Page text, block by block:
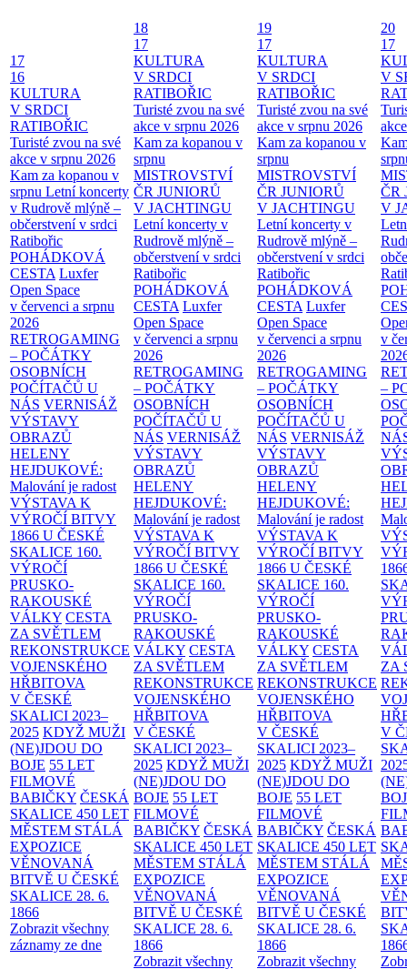
17
16
KULTURA
V SRDCI
RATIBOŘIC
Turisté zvou na své
akce v srpnu 2026
Kam za kopanou v
srpnu Letní koncerty
v Rudrově mlýně –
občerstvení v srdci
Ratibořic
POHÁDKOVÁ
CESTA Luxfer
Open Space
v červenci a srpnu
2026
RETROGAMING
– POČÁTKY
OSOBNÍCH
POČÍTAČŮ U
NÁS VERNISÁŽ
VÝSTAVY
OBRAZŮ
HELENY
HEJDUKOVÉ:
Malování je radost
VÝSTAVA K
VÝROČÍ BITVY
1866 U ČESKÉ
SKALICE 160.
VÝROČÍ
PRUSKO-
RAKOUSKÉ
VÁLKY CESTA
ZA SVĚTLEM
REKONSTRUKCE
VOJENSKÉHO
HŘBITOVA
V ČESKÉ
SKALICI 2023–
2025 KDYŽ MUŽI
(NE)JDOU DO
BOJE 55 LET
FILMOVÉ
BABIČKY ČESKÁ
SKALICE 450 LET
MĚSTEM STÁLÁ
EXPOZICE
VĚNOVANÁ
BITVĚ U ČESKÉ
SKALICE 28. 6.
1866
Zobrazit všechny
záznamy ze dne
18
17
KULTURA
V SRDCI
RATIBOŘIC
Turisté zvou na své
akce v srpnu 2026
Kam za kopanou v
srpnu
MISTROVSTVÍ
ČR JUNIORŮ
V JACHTINGU
Letní koncerty v
Rudrově mlýně –
občerstvení v srdci
Ratibořic
POHÁDKOVÁ
CESTA Luxfer
Open Space
v červenci a srpnu
2026
RETROGAMING
– POČÁTKY
OSOBNÍCH
POČÍTAČŮ U
NÁS VERNISÁŽ
VÝSTAVY
OBRAZŮ
HELENY
HEJDUKOVÉ:
Malování je radost
VÝSTAVA K
VÝROČÍ BITVY
1866 U ČESKÉ
SKALICE 160.
VÝROČÍ
PRUSKO-
RAKOUSKÉ
VÁLKY CESTA
ZA SVĚTLEM
REKONSTRUKCE
VOJENSKÉHO
HŘBITOVA
V ČESKÉ
SKALICI 2023–
2025 KDYŽ MUŽI
(NE)JDOU DO
BOJE 55 LET
FILMOVÉ
BABIČKY ČESKÁ
SKALICE 450 LET
MĚSTEM STÁLÁ
EXPOZICE
VĚNOVANÁ
BITVĚ U ČESKÉ
SKALICE 28. 6.
1866
Zobrazit všechny
19
17
KULTURA
V SRDCI
RATIBOŘIC
Turisté zvou na své
akce v srpnu 2026
Kam za kopanou v
srpnu
MISTROVSTVÍ
ČR JUNIORŮ
V JACHTINGU
Letní koncerty v
Rudrově mlýně –
občerstvení v srdci
Ratibořic
POHÁDKOVÁ
CESTA Luxfer
Open Space
v červenci a srpnu
2026
RETROGAMING
– POČÁTKY
OSOBNÍCH
POČÍTAČŮ U
NÁS VERNISÁŽ
VÝSTAVY
OBRAZŮ
HELENY
HEJDUKOVÉ:
Malování je radost
VÝSTAVA K
VÝROČÍ BITVY
1866 U ČESKÉ
SKALICE 160.
VÝROČÍ
PRUSKO-
RAKOUSKÉ
VÁLKY CESTA
ZA SVĚTLEM
REKONSTRUKCE
VOJENSKÉHO
HŘBITOVA
V ČESKÉ
SKALICI 2023–
2025 KDYŽ MUŽI
(NE)JDOU DO
BOJE 55 LET
FILMOVÉ
BABIČKY ČESKÁ
SKALICE 450 LET
MĚSTEM STÁLÁ
EXPOZICE
VĚNOVANÁ
BITVĚ U ČESKÉ
SKALICE 28. 6.
1866
Zobrazit všechny
20
17
V
ČR
V
v
–
ZA
V